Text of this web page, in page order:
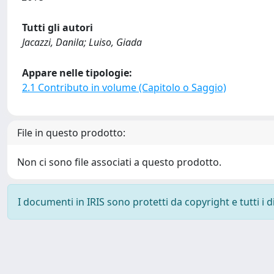
Tutti gli autori
Jacazzi, Danila; Luiso, Giada
Appare nelle tipologie:
2.1 Contributo in volume (Capitolo o Saggio)
File in questo prodotto:
Non ci sono file associati a questo prodotto.
I documenti in IRIS sono protetti da copyright e tutti i